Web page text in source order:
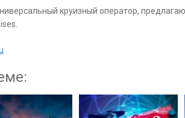
круизный оператор,